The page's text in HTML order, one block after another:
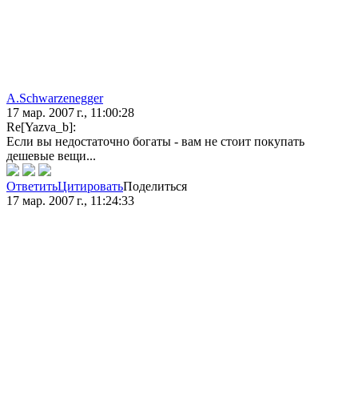
A.Schwarzenegger
17 мар. 2007 г., 11:00:28
Re[Yazva_b]:
Если вы недостаточно богаты - вам не стоит покупать
дешевые вещи...
ОтветитьЦитироватьПоделиться
17 мар. 2007 г., 11:24:33